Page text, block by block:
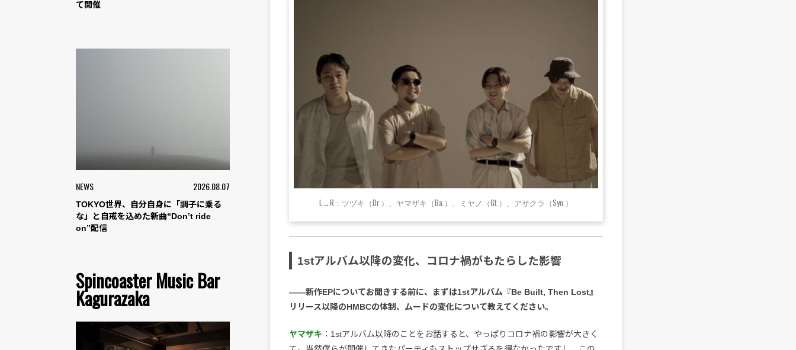
て開催
NEWS 2026.08.07
TOKYO世界、自分自身に「調子に乗る
な」と自戒を込めた新曲“Don’t ride
on”配信
Spincoaster Music Bar
Kagurazaka
L→R：ツヅキ（Dr.）、ヤマザキ（Ba.）、ミヤノ（Gt.）、アサクラ（Syn.）
1stアルバム以降の変化、コロナ禍がもたらした影響
――新作EPについてお聞きする前に、まずは1stアルバム『Be Built, Then Lost』
リリース以降のHMBCの体制、ムードの変化について教えてください。
ヤマザキ ：1stアルバム以降のことをお話すると、やっぱりコロナ禍の影響が大きく